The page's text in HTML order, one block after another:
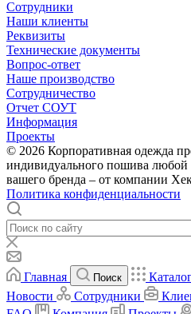
Сотрудники
Наши клиенты
Реквизиты
Технические документы
Вопрос-ответ
Наше производство
Сотрудничество
Отчет СОУТ
Информация
Проекты
© 2026 Корпоративная одежда
индивидуального пошива любой
вашего бренда – от компании
Политика конфиденциальности
Главная Поиск
Новости
Сотрудники